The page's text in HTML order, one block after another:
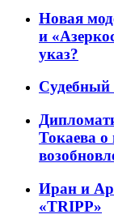
Новая
и
указ?
Судебный
Токаева
Иран и
«TRIPP»